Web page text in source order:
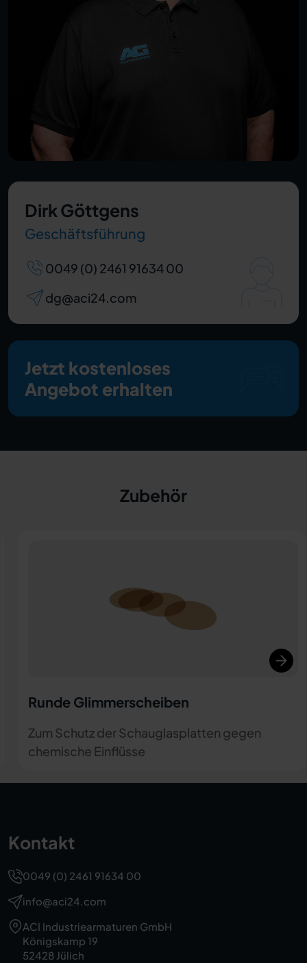
Dirk Göttgens
Geschäftsführung
0049 (0) 2461 91634 00
dg@aci24.com
Jetzt kostenloses
Angebot erhalten
Zubehör
LED-Leuchten in verschiedenen Ausführungen
Kontakt
0049 (0) 2461 91634 00
info@aci24.com
ACI Industriearmaturen GmbH
Königskamp 19
52428 Jülich